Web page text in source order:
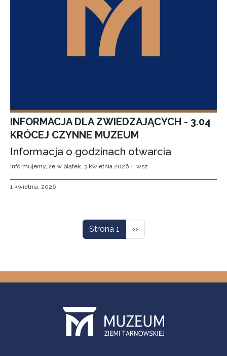
INFORMACJA DLA ZWIEDZAJĄCYCH - 3.04
KRÓCEJ CZYNNE MUZEUM
Informacja o godzinach otwarcia
Informujemy, że w piątek, 3 kwietnia 2026 r., wsz
1 kwietnia, 2026
Strona 1 Następna strona
››